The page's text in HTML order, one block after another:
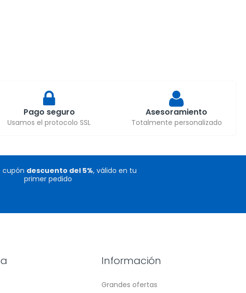
Pago seguro
Usamos el protocolo SSL
Asesoramiento
Totalmente personalizado
cupón descuento del 5%, válido en tu
primer pedido
Información
Grandes ofertas